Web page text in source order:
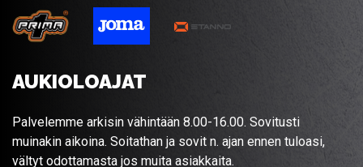
AUKIOLOAJAT
Palvelemme arkisin vähintään 8.00-16.00. Sovitusti
muinakin aikoina. Soitathan ja sovit n. ajan ennen tuloasi,
vältyt odottamasta jos muita asiakkaita.